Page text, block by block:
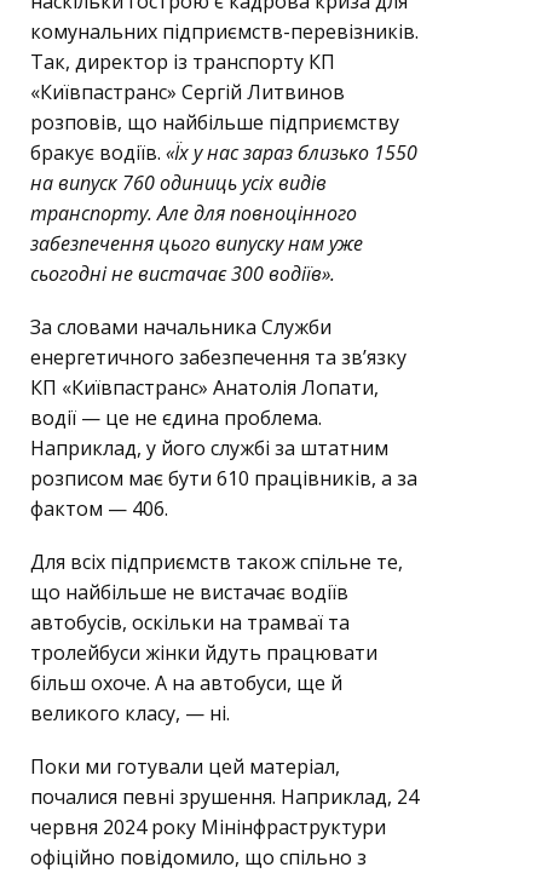
комунальних підприємств-перевізників.
Так, директор із транспорту КП
«Київпастранс» Сергій Литвинов
розповів, що найбільше підприємству
бракує водіїв. «Їх у нас зараз близько 1550
на випуск 760 одиниць усіх видів
транспорту. Але для повноцінного
забезпечення цього випуску нам уже
сьогодні не вистачає 300 водіїв».
За словами начальника Служби
енергетичного забезпечення та зв’язку
КП «Київпастранс» Анатолія Лопати,
водії — це не єдина проблема.
Наприклад, у його службі за штатним
розписом має бути 610 працівників, а за
фактом — 406.
Для всіх підприємств також спільне те,
що найбільше не вистачає водіїв
автобусів, оскільки на трамваї та
тролейбуси жінки йдуть працювати
більш охоче. А на автобуси, ще й
великого класу, — ні.
Поки ми готували цей матеріал,
почалися певні зрушення. Наприклад, 24
червня 2024 року Мінінфраструктури
офіційно повідомило, що спільно з